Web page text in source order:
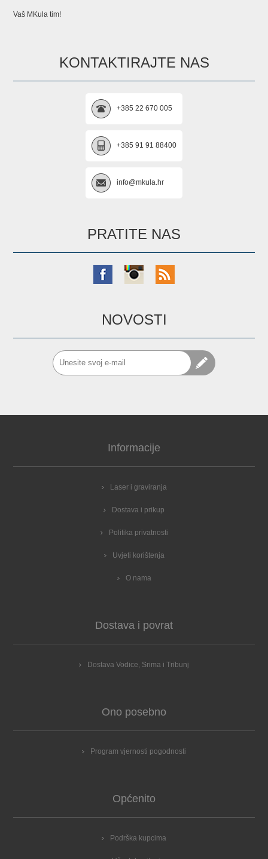
Vaš MKula tim!
KONTAKTIRAJTE NAS
+385 22 670 005
+385 91 91 88400
info@mkula.hr
PRATITE NAS
NOVOSTI
Informacije
Laser i graviranja
Dostava i prikup
Politika privatnosti
Uvjeti korištenja
O nama
Dostava i povrat
Dostava Vodice, Srima i Tribunj
Ono posebno
Program vjernosti pogodnosti
Općenito
Podrška kupcima